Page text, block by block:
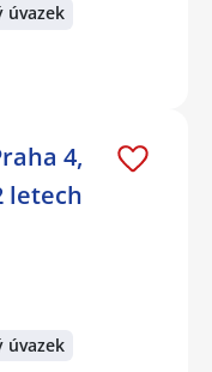
úvazek
4,
letech
úvazek